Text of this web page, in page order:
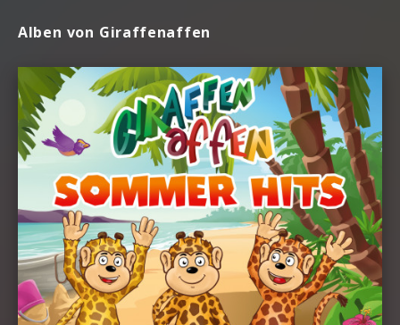
Alben von Giraffenaffen